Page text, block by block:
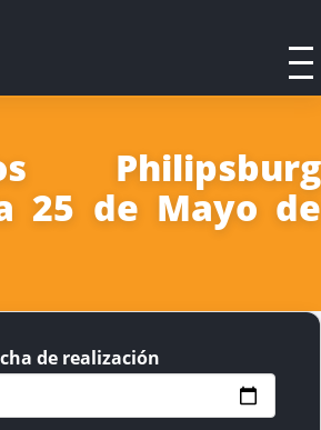
Philipsburg
25 de Mayo de
de realización